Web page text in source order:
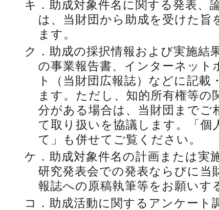
キ． 助成対象件名に関する発表、
は、当財団から助成を受けた旨
ます。
ク． 助成の採択情報および実施結
の事業報告書、インターネッ
ト（当財団広報誌）などに記
ます。ただし、知的所有権等
分がある場合は、当財団までご
て取り扱いを協議します。「個
て」も併せてご覧ください。
ケ． 助成対象件名の計画または実
研究発表会での発表ならびに当
報誌への原稿執筆等をお願いす
コ． 助成活動に関するアンケート